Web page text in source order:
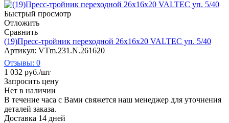
Быстрый просмотр
Отложить
Сравнить
(19)Пресс-тройник переходной 26х16х20 VALTEC уп. 5/40
Артикул: VTm.231.N.261620
Отзывы: 0
1 032 руб./шт
Запросить цену
Нет в наличии
В течение часа с Вами свяжется наш менеджер для уточнения
деталей заказа.
Доставка 14 дней